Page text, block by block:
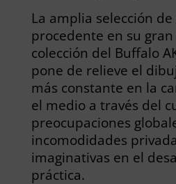
La amplia selección
procedente en su
colección del Buffalo
pone de relieve el
más constante en la
el medio a través del
preocupaciones
incomodidades
imaginativas en el
práctica.